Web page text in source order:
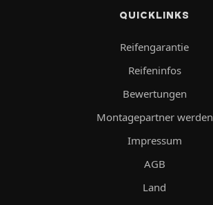
QUICKLINKS
Reifengarantie
Reifeninfos
Bewertungen
Montagepartner werden
Impressum
AGB
Land